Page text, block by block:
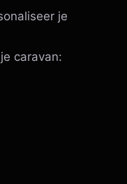
je
caravan: